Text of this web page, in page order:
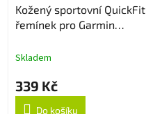
Kožený sportovní QuickFit
řemínek pro Garmin
Skladem
339 Kč
Do košíku